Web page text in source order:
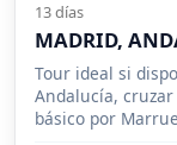
13 días
MADRID,
Tour ideal si
Andalucía,
básico por